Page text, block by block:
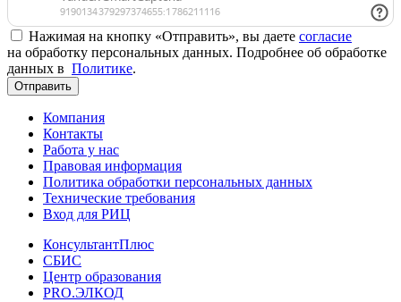
Нажимая на кнопку «Отправить», вы даете согласие
на обработку персональных данных. Подробнее об обработке
данных в Политике.
Отправить
Компания
Контакты
Работа у нас
Правовая информация
Политика обработки персональных данных
Технические требования
Вход для РИЦ
КонсультантПлюс
СБИС
Центр образования
PRO.ЭЛКОД